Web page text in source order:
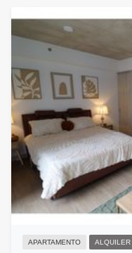
APARTAMENTO ALQUILER